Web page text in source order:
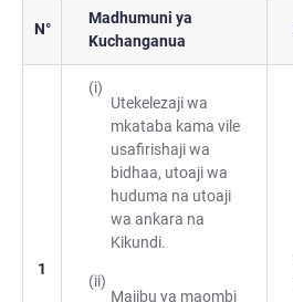
N°
Madhumuni ya
Kuchanganua
1
Utekelezaji wa
mkataba kama vile
usafirishaji wa
bidhaa, utoaji wa
huduma na utoaji
wa ankara na
Kikundi.
Majibu ya maombi